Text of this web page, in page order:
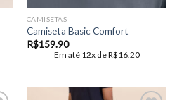
CAMISETAS
Camiseta Basic Comfort
R$159.90
Em até 12x deR$16.20